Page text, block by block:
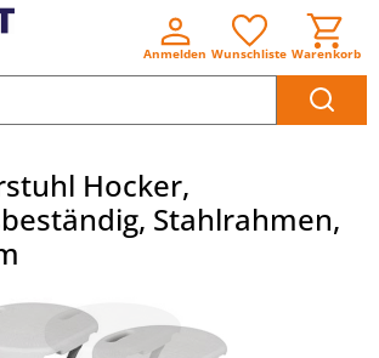
Anmelden Wunschliste Warenkorb
Hocker,
Stahlrahmen,